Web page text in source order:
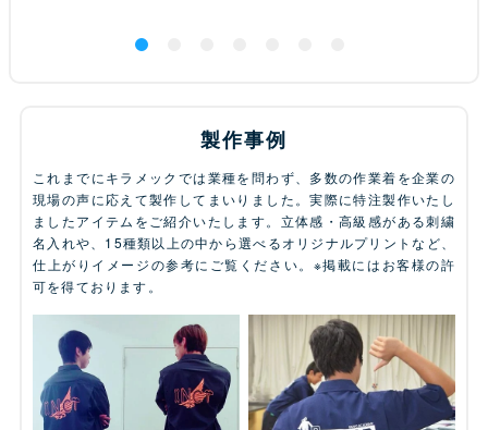
製作事例
これまでにキラメックでは業種を問わず、多数の作業着を企業の
現場の声に応えて製作してまいりました。実際に特注製作いたし
ましたアイテムをご紹介いたします。立体感・高級感がある刺繍
名入れや、15種類以上の中から選べるオリジナルプリントなど、
仕上がりイメージの参考にご覧ください。※掲載にはお客様の許
可を得ております。